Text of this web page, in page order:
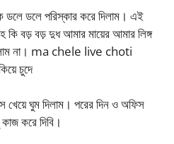
ডলে ডলে পরিস্কার করে দিলাম। এই
কি বড় বড় দুধ আমার মায়ের আমার লিঙ্গ
না। ma chele live choti
চুদে
ঘুম দিলাম। পরের দিন ও অফিস
করে দিবি।